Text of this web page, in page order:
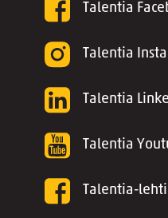
Talentia
Talentia
Talentia
Talentia
Talentia-lehti